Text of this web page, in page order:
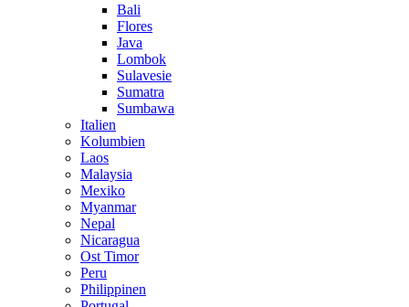
Bali
Flores
Java
Lombok
Sulavesie
Sumatra
Sumbawa
Italien
Kolumbien
Laos
Malaysia
Mexiko
Myanmar
Nepal
Nicaragua
Ost Timor
Peru
Philippinen